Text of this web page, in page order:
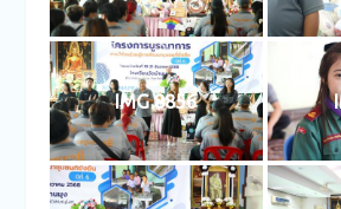
IMG 8856